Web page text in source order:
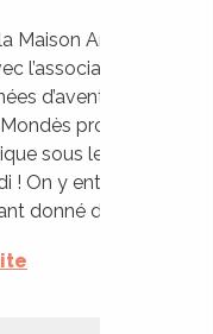
Maison André Breton,
l’association La Rose
d’aventures, la
propose une
sous les étoiles de
! On y entend de
donné de...